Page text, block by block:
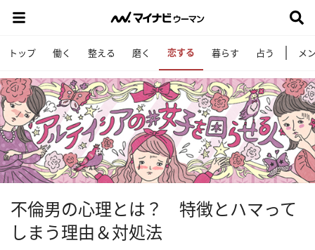
トップ 働く 整える 磨く 恋する 暮らす 占う メ
不倫男の心理とは？ 特徴とハマって
しまう理由＆対処法